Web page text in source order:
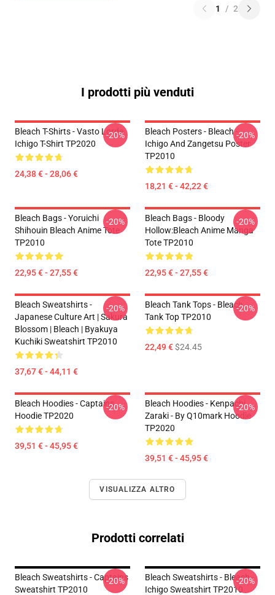
1 / 2
I prodotti più venduti
Bleach T-Shirts - Vasto Lorde
Ichigo T-Shirt TP2020
24,38 € - 28,06 €
-20%
Bleach Posters - Bleach -
Ichigo And Zangetsu Poster
TP2010
18,21 € - 42,22 €
-20%
Bleach Bags - Yoruichi
Shihouin Bleach Anime Tote
TP2010
22,95 € - 27,55 €
-20%
Bleach Bags - Bloody
Hollow:Bleach Anime Manga
Tote TP2010
22,95 € - 27,55 €
-20%
Bleach Sweatshirts -
Japanese Culture Art | Sakura
Blossom | Bleach | Byakuya
Kuchiki Sweatshirt TP2010
37,67 € - 44,11 €
-20%
Bleach Tank Tops - Bleach
Tank Top TP2010
22,49 €$24.45
-20%
Bleach Hoodies - Captains
Hoodie TP2020
39,51 € - 45,95 €
-20%
Bleach Hoodies - Kenpachi
Zaraki - By Q10mark Hoodie
TP2020
39,51 € - 45,95 €
-20%
VISUALIZZA ALTRO
Prodotti correlati
Bleach Sweatshirts - Captains
Sweatshirt TP2010
-20%
Bleach Sweatshirts - Bleach -
Ichigo Sweatshirt TP2010
-20%